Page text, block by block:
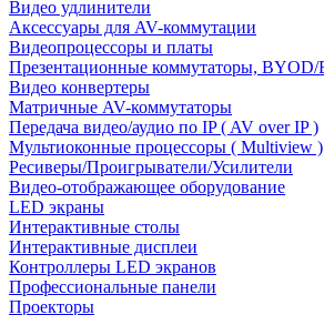
Видео удлинители
Аксессуары для AV-коммутации
Видеопроцессоры и платы
Презентационные коммутаторы,
Видео конвертеры
Матричные AV-коммутаторы
Передача видео/аудио по IP ( AV over IP )
Мультиоконные процессоры ( Multiview )
Ресиверы/Проигрыватели/Усилители
Видео-отображающее оборудование
LED экраны
Интерактивные столы
Интерактивные дисплеи
Контроллеры LED экранов
Профессиональные панели
Проекторы